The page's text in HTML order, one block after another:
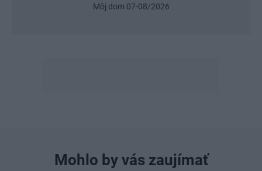
Urob si sám 6/2026
Mohlo by vás zaujímať